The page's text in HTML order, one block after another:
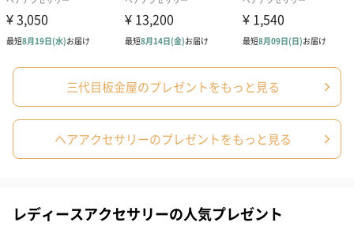
三代目板金屋のプレゼントをもっと見る
ヘアアクセサリーのプレゼントをもっと見る
レディースアクセサリーの人気プレゼント